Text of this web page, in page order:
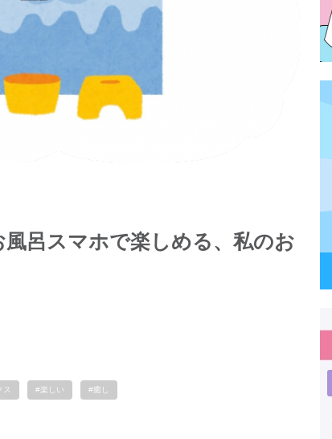
風呂スマホで楽しめる、私のお
ス #楽しい #癒し